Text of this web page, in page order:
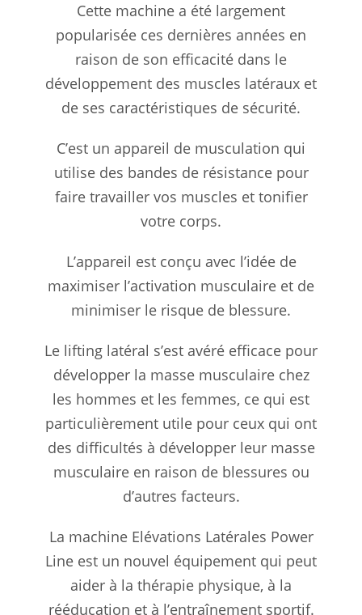
Cette machine a été largement
popularisée ces dernières années en
raison de son efficacité dans le
développement des muscles latéraux et
de ses caractéristiques de sécurité.
C’est un appareil de musculation qui
utilise des bandes de résistance pour
faire travailler vos muscles et tonifier
votre corps.
L’appareil est conçu avec l’idée de
maximiser l’activation musculaire et de
minimiser le risque de blessure.
Le lifting latéral s’est avéré efficace pour
développer la masse musculaire chez
les hommes et les femmes, ce qui est
particulièrement utile pour ceux qui ont
des difficultés à développer leur masse
musculaire en raison de blessures ou
d’autres facteurs.
La machine Elévations Latérales Power
Line est un nouvel équipement qui peut
aider à la thérapie physique, à la
rééducation et à l’entraînement sportif.